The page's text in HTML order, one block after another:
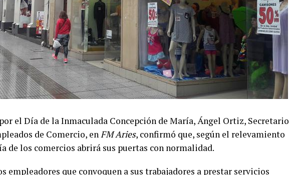
el Día de la Inmaculada Concepción de María, Ángel Ortiz, Secretario
de Comercio, enFM Aries, confirmó que, según el relevamiento
de los comercios abrirá sus puertas con normalidad.
empleadores que convoquen a sus trabajadores a prestar servicios